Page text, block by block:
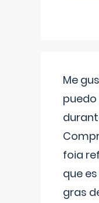
Me
foia
que
gras